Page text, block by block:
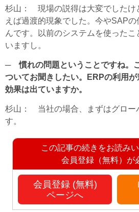
杉山 ： 現場の説得は大変でしたけ
えば過渡的現象でした。今やSAP
んです。以前のシステムを使ったこ
いますし。
─ 慣れの問題ということですね。
ついてお聞きしたい。ERPの利用
効果は出ていますか。
杉山 ： 当社の場合、まずはグロー
す。
この記事の続きをお読みい
会員登録（無料）が
会員登録 (無料)
ページへ